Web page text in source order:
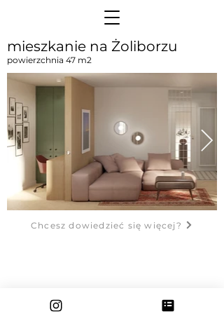
mieszkanie na Żoliborzu
powierzchnia 47 m2
Chcesz dowiedzieć się więcej?
polityka prywatności